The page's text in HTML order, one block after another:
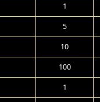
1
5
10
100
1